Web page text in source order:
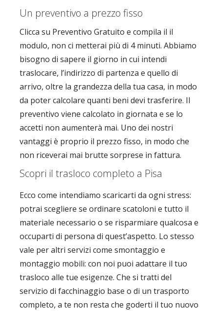
Un preventivo a prezzo fisso
Clicca su Preventivo Gratuito e compila il il
modulo, non ci metterai più di 4 minuti. Abbiamo
bisogno di sapere il giorno in cui intendi
traslocare, l’indirizzo di partenza e quello di
arrivo, oltre la grandezza della tua casa, in modo
da poter calcolare quanti beni devi trasferire. Il
preventivo viene calcolato in giornata e se lo
accetti non aumenterà mai. Uno dei nostri
vantaggi è proprio il prezzo fisso, in modo che
non riceverai mai brutte sorprese in fattura.
Scopri il trasloco completo a Pisa
Ecco come intendiamo scaricarti da ogni stress:
potrai scegliere se ordinare scatoloni e tutto il
materiale necessario o se risparmiare qualcosa e
occuparti di persona di quest’aspetto. Lo stesso
vale per altri servizi come smontaggio e
montaggio mobili: con noi puoi adattare il tuo
trasloco alle tue esigenze. Che si tratti del
servizio di facchinaggio base o di un trasporto
completo, a te non resta che goderti il tuo nuovo